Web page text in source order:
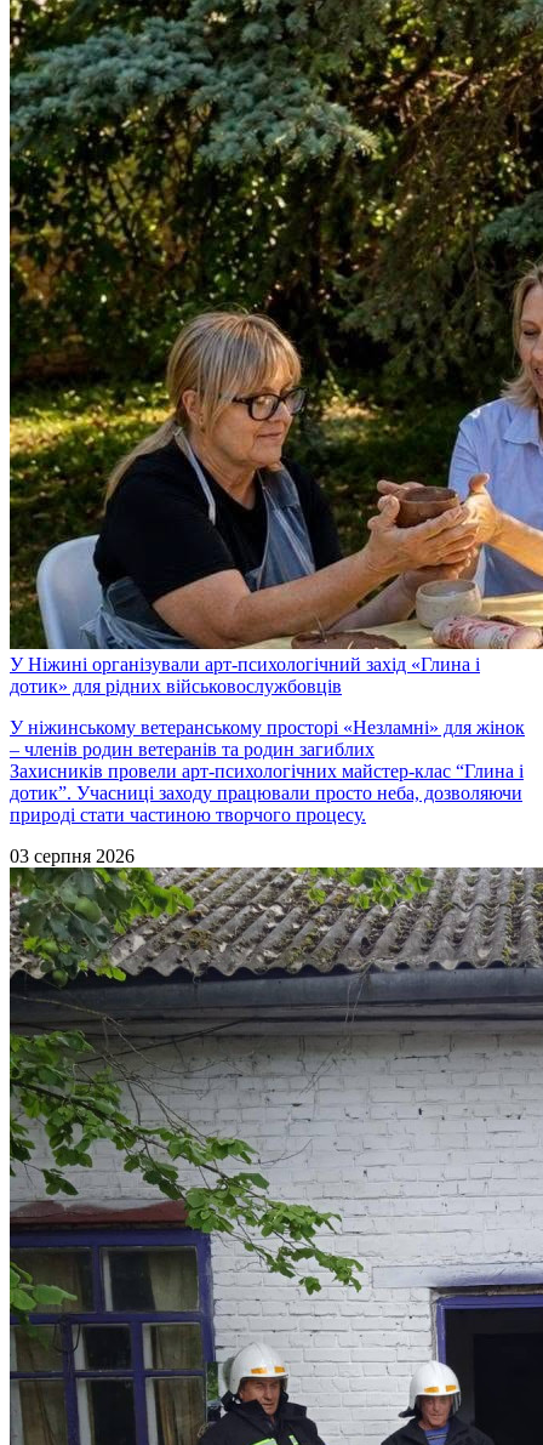
У Ніжині організували арт-психологічний захід «Глина і
дотик» для рідних військовослужбовців
У ніжинському ветеранському просторі «Незламні» для жінок
– членів родин ветеранів та родин загиблих
Захисників провели арт-психологічних майстер-клас “Глина і
дотик”. Учасниці заходу працювали просто неба, дозволяючи
природі стати частиною творчого процесу.
03 серпня 2026